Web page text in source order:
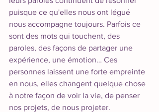
puisque ce qu'elles nous ont légué
nous accompagne toujours. Parfois ce
sont des mots qui touchent, des
paroles, des façons de partager une
expérience, une émotion… Ces
personnes laissent une forte empreinte
en nous, elles changent quelque chose
à notre façon de voir la vie, de penser
nos projets, de nous projeter.